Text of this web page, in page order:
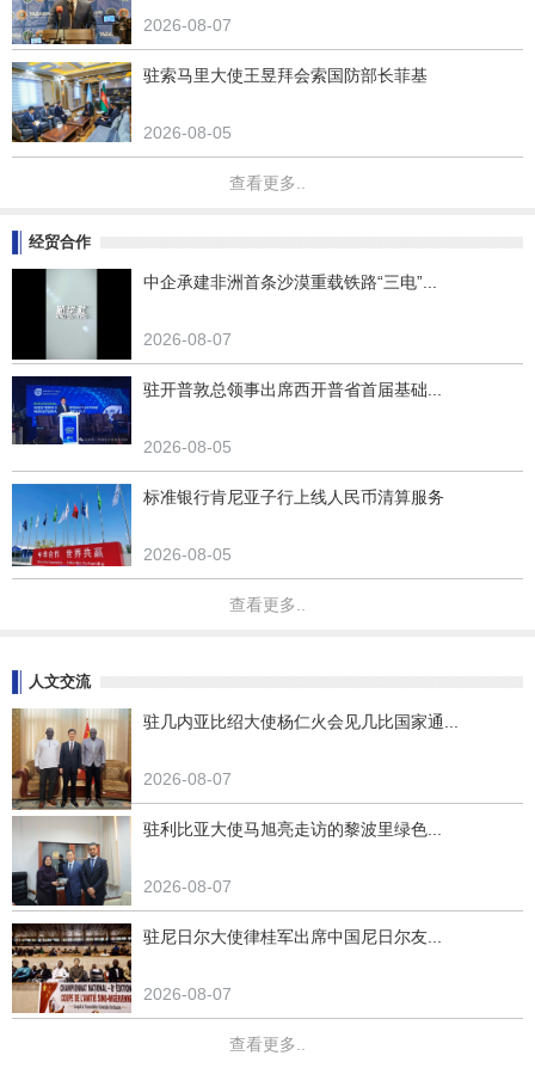
2026-08-07
驻索马里大使王昱拜会索国防部长菲基
2026-08-05
查看更多..
经贸合作
中企承建非洲首条沙漠重载铁路“三电”...
2026-08-07
驻开普敦总领事出席西开普省首届基础...
2026-08-05
标准银行肯尼亚子行上线人民币清算服务
2026-08-05
查看更多..
人文交流
驻几内亚比绍大使杨仁火会见几比国家通...
2026-08-07
驻利比亚大使马旭亮走访的黎波里绿色...
2026-08-07
驻尼日尔大使律桂军出席中国尼日尔友...
2026-08-07
查看更多..